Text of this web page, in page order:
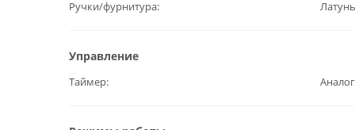
Ручки/фурнитура
Латунь
Управление
Таймер